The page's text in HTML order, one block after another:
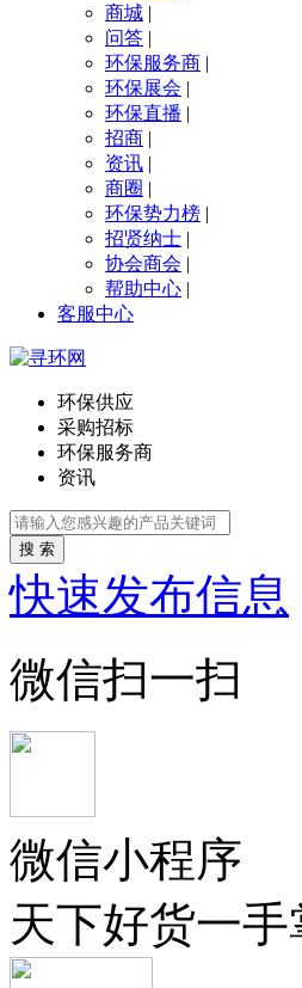
商城 |
问答 |
环保服务商 |
环保展会 |
环保直播 |
招商 |
资讯 |
商圈 |
环保势力榜 |
招贤纳士 |
协会商会 |
帮助中心 |
客服中心
环保供应
采购招标
环保服务商
资讯
搜 索
快速发布信息
微信扫一扫
微信小程序
天下好货一手